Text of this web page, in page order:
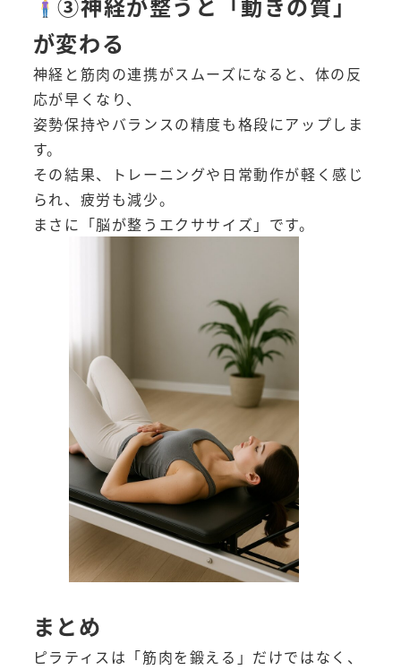
が変わる
神経と筋肉の連携がスムーズになると、体の反
応が早くなり、
姿勢保持やバランスの精度も格段にアップしま
す。
その結果、トレーニングや日常動作が軽く感じ
られ、疲労も減少。
まさに「脳が整うエクササイズ」です。
まとめ
ピラティスは「筋肉を鍛える」だけではなく、